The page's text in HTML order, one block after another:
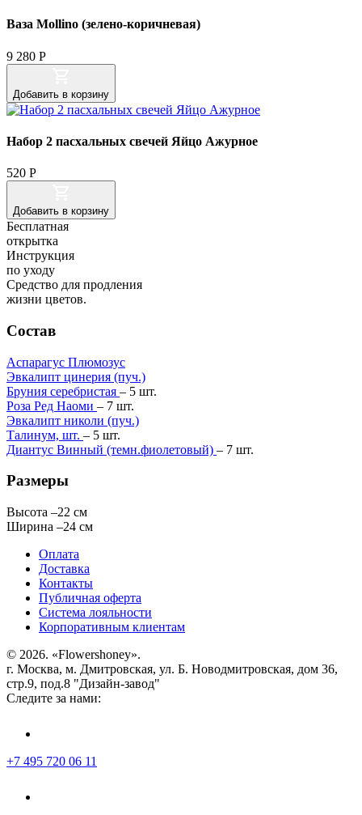
Ваза Mollino (зелено-коричневая)
9 280 Р
Добавить в корзину
Набор 2 пасхальных свечей Яйцо Ажурное
520 Р
Добавить в корзину
Бесплатная
открытка
Инструкция
по уходу
Cредство для продления
жизни цветов.
Состав
Аспарагус Плюмозус
Эвкалипт цинерия (пуч.)
Бруния серебристая – 5 шт.
Роза Ред Наоми – 7 шт.
Эвкалипт николи (пуч.)
Талинум, шт. – 5 шт.
Диантус Винный (темн.фиолетовый) – 7 шт.
Размеры
Высота –22 см
Ширина –24 см
Оплата
Доставка
Контакты
Публичная оферта
Система лояльности
Корпоративным клиентам
© 2026. «Flowershoney».
г. Москва, м. Дмитровская, ул. Б. Новодмитровская, дом 36,
стр.9, под.8 "Дизайн-завод"
Следите за нами:
+7 495 720 06 11